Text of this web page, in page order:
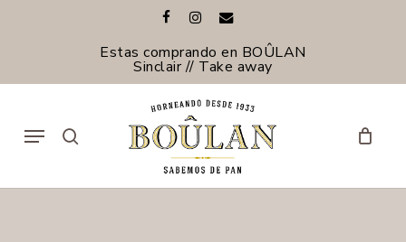
facebookinstagram
email
Estas comprando en BOÛLAN
Sinclair // Take away
Menu
Carrito